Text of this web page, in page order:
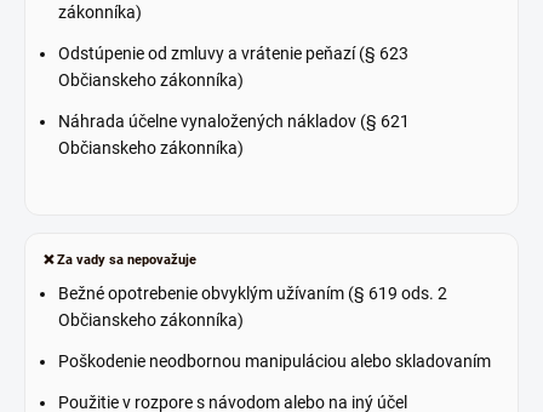
zákonníka)
Odstúpenie od zmluvy a vrátenie peňazí (§ 623
Občianskeho zákonníka)
Náhrada účelne vynaložených nákladov (§ 621
Občianskeho zákonníka)
❌ Za vady sa nepovažuje
Bežné opotrebenie obvyklým užívaním (§ 619 ods. 2
Občianskeho zákonníka)
Poškodenie neodbornou manipuláciou alebo skladovaním
Použitie v rozpore s návodom alebo na iný účel